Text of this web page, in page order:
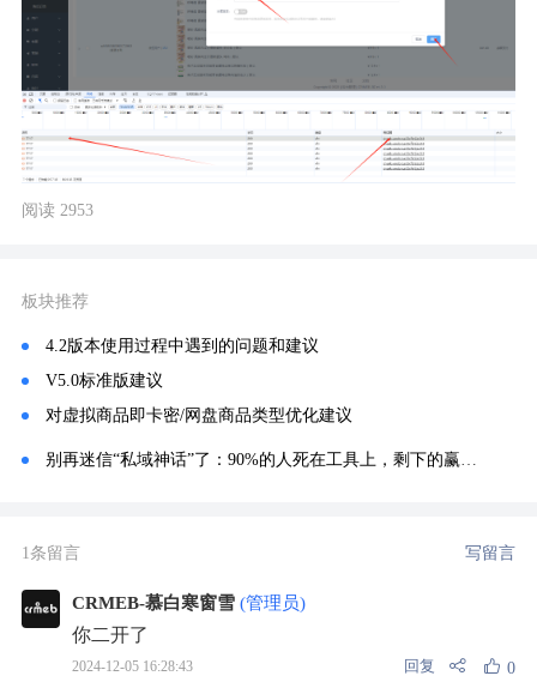
阅读 2953
板块推荐
4.2版本使用过程中遇到的问题和建议
V5.0标准版建议
对虚拟商品即卡密/网盘商品类型优化建议
别再迷信“私域神话”了：90%的人死在工具上，剩下的赢在系统里
1条留言 写留言
CRMEB-慕白寒窗雪 (管理员)
你二开了
2024-12-05 16:28:43 回复 0